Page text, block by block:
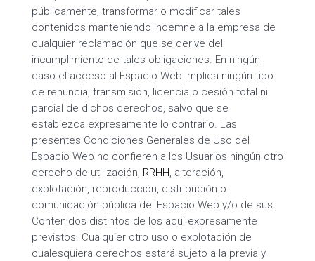
públicamente, transformar o modificar tales
contenidos manteniendo indemne a la empresa de
cualquier reclamación que se derive del
incumplimiento de tales obligaciones. En ningún
caso el acceso al Espacio Web implica ningún tipo
de renuncia, transmisión, licencia o cesión total ni
parcial de dichos derechos, salvo que se
establezca expresamente lo contrario. Las
presentes Condiciones Generales de Uso del
Espacio Web no confieren a los Usuarios ningún otro
derecho de utilización, RRHH, alteración,
explotación, reproducción, distribución o
comunicación pública del Espacio Web y/o de sus
Contenidos distintos de los aquí expresamente
previstos. Cualquier otro uso o explotación de
cualesquiera derechos estará sujeto a la previa y